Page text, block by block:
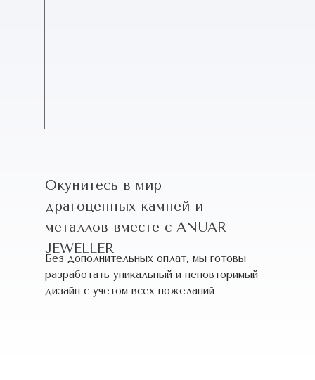
Окунитесь в мир
драгоценных камней и
металлов вместе с ANUAR
JEWELLER
Без дополнительных оплат, мы готовы
разработать уникальный и неповторимый
дизайн c учетом всех пожеланий